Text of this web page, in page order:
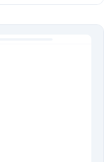
內容識別與轉換，適